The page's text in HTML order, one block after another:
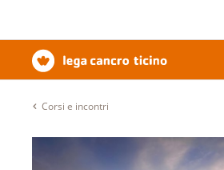
Corsi e incontri